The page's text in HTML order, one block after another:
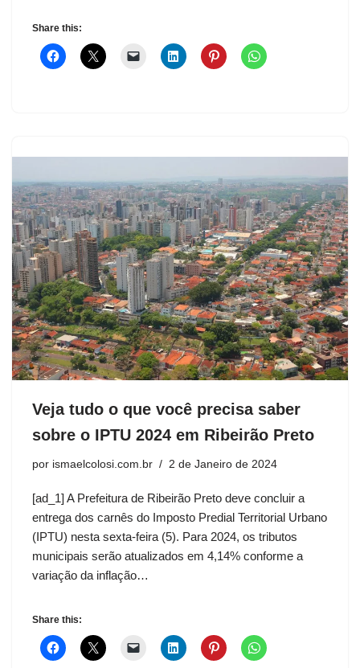
Share this:
Veja tudo o que você precisa saber
sobre o IPTU 2024 em Ribeirão Preto
por ismaelcolosi.com.br 2 de Janeiro de 2024
[ad_1] A Prefeitura de Ribeirão Preto deve concluir a
entrega dos carnês do Imposto Predial Territorial Urbano
(IPTU) nesta sexta-feira (5). Para 2024, os tributos
municipais serão atualizados em 4,14% conforme a
variação da inflação…
Share this: